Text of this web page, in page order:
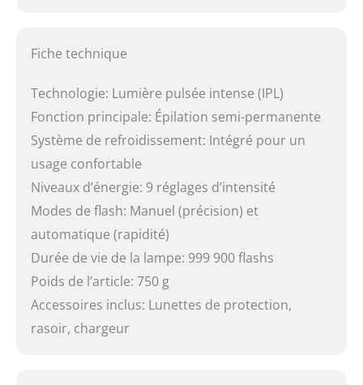
Fiche technique
Technologie: Lumière pulsée intense (IPL)
Fonction principale: Épilation semi-permanente
Système de refroidissement: Intégré pour un
usage confortable
Niveaux d’énergie: 9 réglages d’intensité
Modes de flash: Manuel (précision) et
automatique (rapidité)
Durée de vie de la lampe: 999 900 flashs
Poids de l’article: 750 g
Accessoires inclus: Lunettes de protection,
rasoir, chargeur